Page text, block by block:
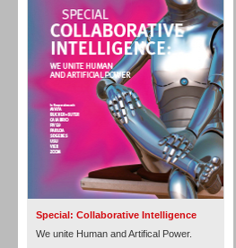
Special: Collaborative Intelligence
We unite Human and Artifical Power.
Personal
Inbound